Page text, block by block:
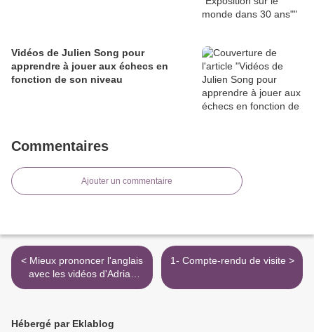
Vidéos de Julien Song pour
apprendre à jouer aux échecs en
fonction de son niveau
Commentaires
Ajouter un commentaire
< Mieux prononcer l'anglais
avec les vidéos d'Adrian
Underhill
1- Compte-rendu de visite >
Hébergé par Eklablog